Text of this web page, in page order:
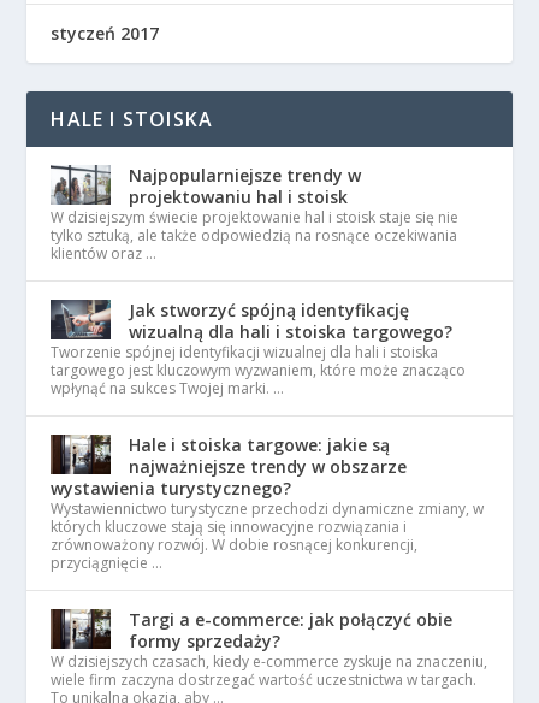
styczeń 2017
HALE I STOISKA
Najpopularniejsze trendy w
projektowaniu hal i stoisk
W dzisiejszym świecie projektowanie hal i stoisk staje się nie
tylko sztuką, ale także odpowiedzią na rosnące oczekiwania
klientów oraz …
Jak stworzyć spójną identyfikację
wizualną dla hali i stoiska targowego?
Tworzenie spójnej identyfikacji wizualnej dla hali i stoiska
targowego jest kluczowym wyzwaniem, które może znacząco
wpłynąć na sukces Twojej marki. …
Hale i stoiska targowe: jakie są
najważniejsze trendy w obszarze
wystawienia turystycznego?
Wystawiennictwo turystyczne przechodzi dynamiczne zmiany, w
których kluczowe stają się innowacyjne rozwiązania i
zrównoważony rozwój. W dobie rosnącej konkurencji,
przyciągnięcie …
Targi a e-commerce: jak połączyć obie
formy sprzedaży?
W dzisiejszych czasach, kiedy e-commerce zyskuje na znaczeniu,
wiele firm zaczyna dostrzegać wartość uczestnictwa w targach.
To unikalna okazja, aby …